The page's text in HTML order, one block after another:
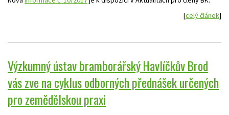
[celý článek]
Výzkumný ústav bramborářský Havlíčkův Brod
vás zve na cyklus odborných přednášek určených
pro zemědělskou praxi